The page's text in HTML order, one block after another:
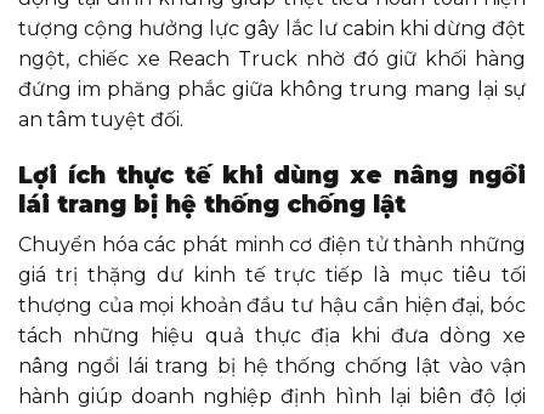
tượng cộng hưởng lực gây lắc lư cabin khi dừng đột
ngột, chiếc xe Reach Truck nhờ đó giữ khối hàng
đứng im phăng phắc giữa không trung mang lại sự
an tâm tuyệt đối.
Lợi ích thực tế khi dùng xe nâng ngồi
lái trang bị hệ thống chống lật
Chuyển hóa các phát minh cơ điện tử thành những
giá trị thặng dư kinh tế trực tiếp là mục tiêu tối
thượng của mọi khoản đầu tư hậu cần hiện đại, bóc
tách những hiệu quả thực địa khi đưa dòng xe
nâng ngồi lái trang bị hệ thống chống lật vào vận
hành giúp doanh nghiệp định hình lại biên độ lợi